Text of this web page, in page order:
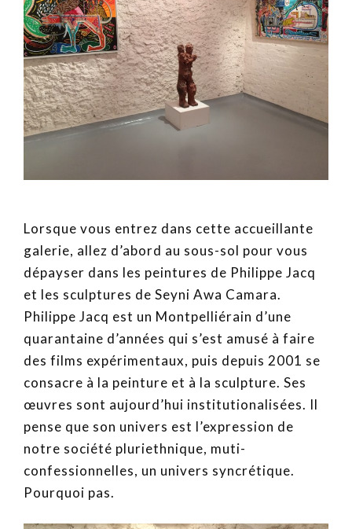
Lorsque vous entrez dans cette accueillante
galerie, allez d’abord au sous-sol pour vous
dépayser dans les peintures de Philippe Jacq
et les sculptures de Seyni Awa Camara.
Philippe Jacq est un Montpelliérain d’une
quarantaine d’années qui s’est amusé à faire
des films expérimentaux, puis depuis 2001 se
consacre à la peinture et à la sculpture. Ses
œuvres sont aujourd’hui institutionalisées. Il
pense que son univers est l’expression de
notre société pluriethnique, muti-
confessionnelles, un univers syncrétique.
Pourquoi pas.